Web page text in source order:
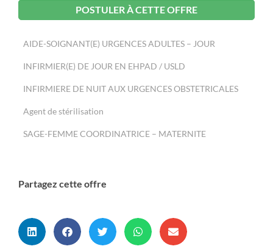
POSTULER À CETTE OFFRE
AIDE-SOIGNANT(E) URGENCES ADULTES – JOUR
INFIRMIER(E) DE JOUR EN EHPAD / USLD
INFIRMIERE DE NUIT AUX URGENCES OBSTETRICALES
Agent de stérilisation
SAGE-FEMME COORDINATRICE – MATERNITE
Partagez cette offre